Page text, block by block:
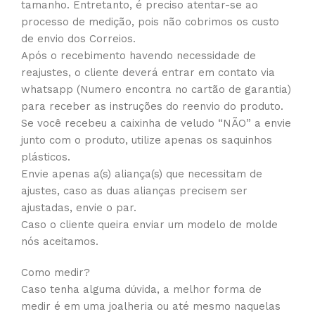
tamanho. Entretanto, é preciso atentar-se ao
processo de medição, pois não cobrimos os custo
de envio dos Correios.
Após o recebimento havendo necessidade de
reajustes, o cliente deverá entrar em contato via
whatsapp (Numero encontra no cartão de garantia)
para receber as instruções do reenvio do produto.
Se você recebeu a caixinha de veludo “NÃO” a envie
junto com o produto, utilize apenas os saquinhos
plásticos.
Envie apenas a(s) aliança(s) que necessitam de
ajustes, caso as duas alianças precisem ser
ajustadas, envie o par.
Caso o cliente queira enviar um modelo de molde
nós aceitamos.
Como medir?
Caso tenha alguma dúvida, a melhor forma de
medir é em uma joalheria ou até mesmo naquelas